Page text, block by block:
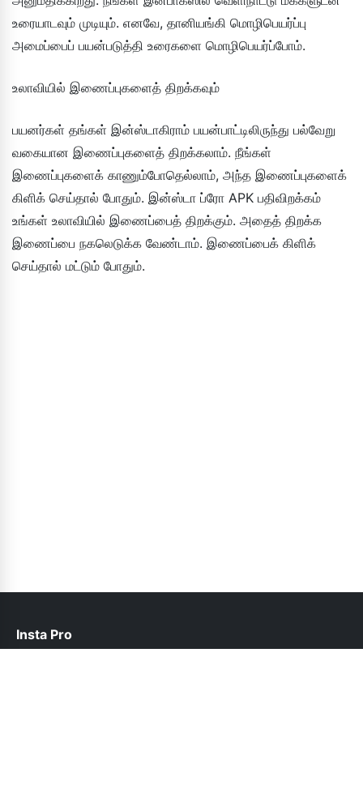
உரையாடவும் முடியும். எனவே, தானியங்கி மொழிபெயர்ப்பு
அமைப்பைப் பயன்படுத்தி உரைகளை மொழிபெயர்ப்போம்.
உலாவியில் இணைப்புகளைத் திறக்கவும்
பயனர்கள் தங்கள் இன்ஸ்டாகிராம் பயன்பாட்டிலிருந்து பல்வேறு
வகையான இணைப்புகளைத் திறக்கலாம். நீங்கள்
இணைப்புகளைக் காணும்போதெல்லாம், அந்த இணைப்புகளைக்
கிளிக் செய்தால் போதும். இன்ஸ்டா ப்ரோ APK பதிவிறக்கம்
உங்கள் உலாவியில் இணைப்பைத் திறக்கும். அதைத் திறக்க
இணைப்பை நகலெடுக்க வேண்டாம். இணைப்பைக் கிளிக்
செய்தால் மட்டும் போதும்.
Insta Pro